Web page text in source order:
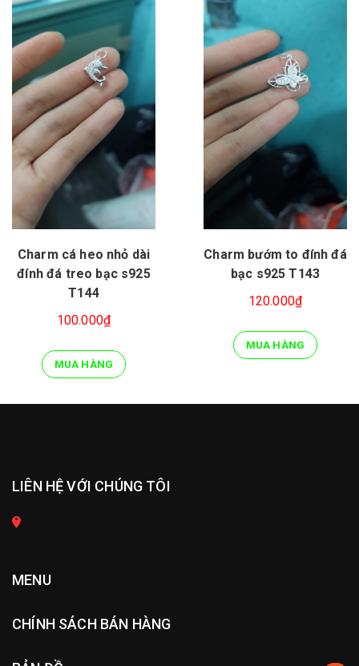
Charm cá heo nhỏ dài
đính đá treo bạc s925
T144
100.000₫
MUA HÀNG
Charm bướm to đính đá
bạc s925 T143
120.000₫
MUA HÀNG
LIÊN HỆ VỚI CHÚNG TÔI
MENU
CHÍNH SÁCH BÁN HÀNG